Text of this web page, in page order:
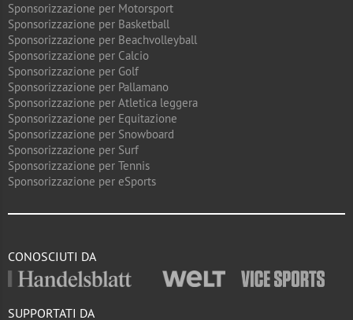
Sponsorizzazione per Motorsport
Sponsorizzazione per Basketball
Sponsorizzazione per Beachvolleyball
Sponsorizzazione per Calcio
Sponsorizzazione per Golf
Sponsorizzazione per Pallamano
Sponsorizzazione per Atletica leggera
Sponsorizzazione per Equitazione
Sponsorizzazione per Snowboard
Sponsorizzazione per Surf
Sponsorizzazione per Tennis
Sponsorizzazione per eSports
CONOSCIUTI DA
SUPPORTATI DA